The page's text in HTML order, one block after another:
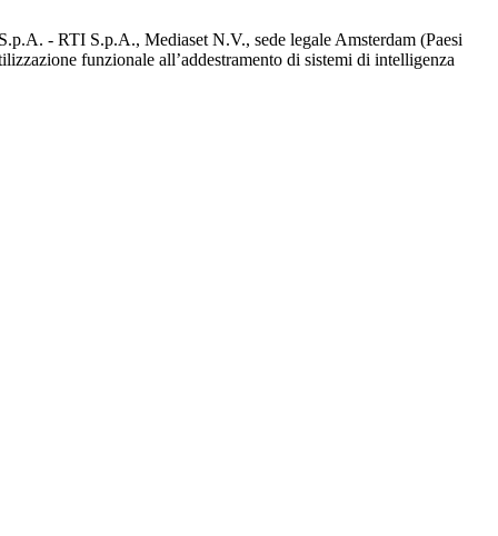
- RTI S.p.A., Mediaset N.V., sede legale Amsterdam (Paesi
funzionale all’addestramento di sistemi di intelligenza